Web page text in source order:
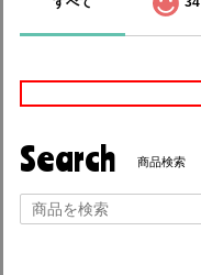
Search 商品検索